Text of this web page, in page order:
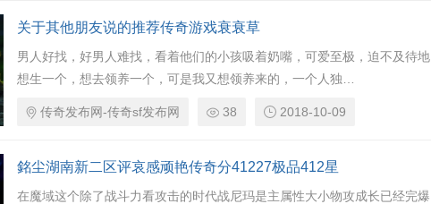
关于其他朋友说的推荐传奇游戏衰衰草
男人好找，好男人难找，看着他们的小孩吸着奶嘴，可爱至极，迫不及待地
想生一个，想去领养一个，可是我又想领养来的，一个人独…
传奇发布网-传奇sf发布网 38 2018-10-09
銘尘湖南新二区评哀感顽艳传奇分41227极品412星
在魔域这个除了战斗力看攻击的时代战尼玛是主属性大小物攻成长已经完爆